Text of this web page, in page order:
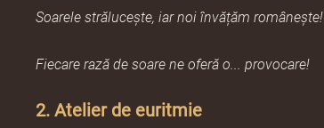
Soarele strălucește, iar noi învățăm românește!
Fiecare rază de soare ne oferă o... provocare!
2. Atelier de euritmie